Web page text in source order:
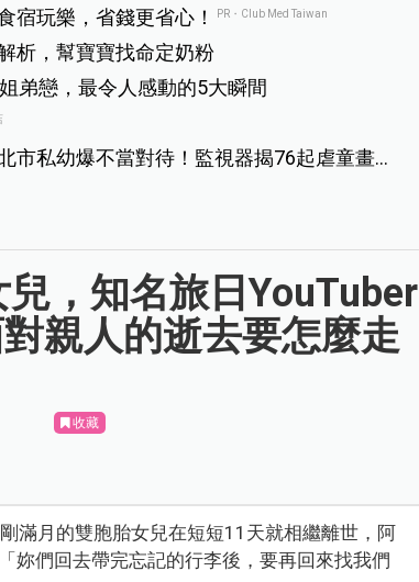
宿玩樂，省錢更省心！ PR・Club Med Taiwan
析，幫寶寶找命定奶粉
弟戀，最令人感動的5大瞬間
市私幼爆不當對待！監視器揭76起虐童畫
，知名旅日YouTuber
親人的逝去要怎麼走
收藏
滿月的雙胞胎女兒在短短11天就相繼離世，阿
妳們回去帶完忘記的行李後，要再回來找我們